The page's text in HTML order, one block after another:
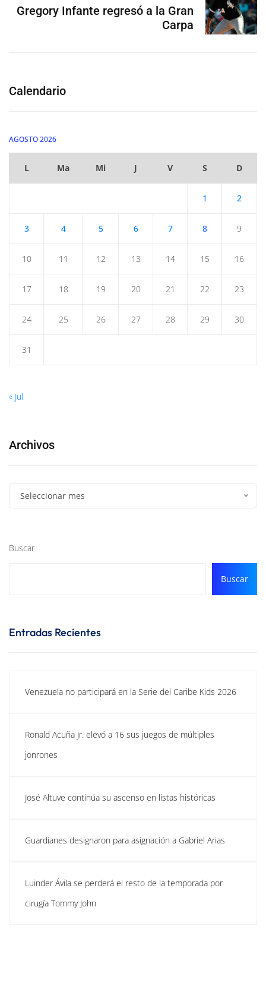
Gregory Infante regresó a la Gran
Carpa
Calendario
AGOSTO 2026
L Ma Mi J V S D
1 2
3 4 5 6 7 8 9
10 11 12 13 14 15 16
17 18 19 20 21 22 23
24 25 26 27 28 29 30
31
« Jul
Archivos
Seleccionar mes
Buscar
Buscar
Entradas Recientes
Venezuela no participará en la Serie del Caribe Kids 2026
Ronald Acuña Jr. elevó a 16 sus juegos de múltiples
jonrones
José Altuve continúa su ascenso en listas históricas
Guardianes designaron para asignación a Gabriel Arias
Luinder Ávila se perderá el resto de la temporada por
cirugía Tommy John